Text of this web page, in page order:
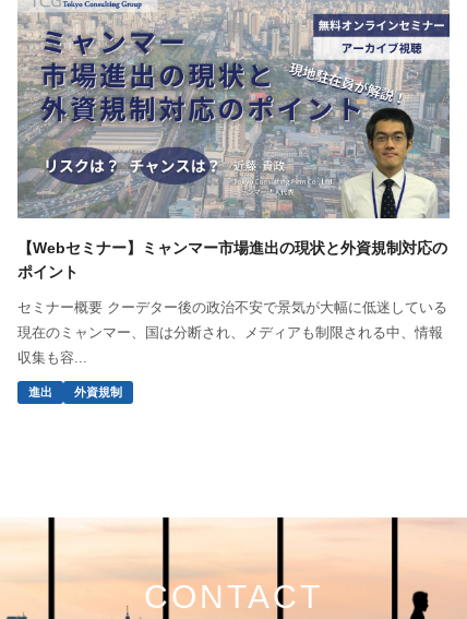
【Webセミナー】ミャンマー市場進出の現状と外資規制対応の
ポイント
セミナー概要 クーデター後の政治不安で景気が大幅に低迷している
現在のミャンマー、国は分断され、メディアも制限される中、情報
収集も容...
進出 外資規制
CONTACT